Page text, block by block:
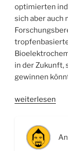
optimierten
sich aber auch
in der Zukunft,
gewinnen
„WSR034
Flasche
weiterlesen